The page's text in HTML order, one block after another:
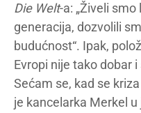
Die Welt-a: „Živeli
generacija, dozvolili
budućnost“. Ipak,
Evropi nije tako dobar
Sećam se, kad se
je kancelarka Merkel